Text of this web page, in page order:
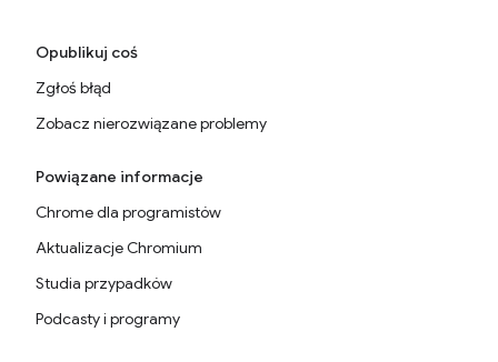
Opublikuj coś
Zgłoś błąd
Zobacz nierozwiązane problemy
Powiązane informacje
Chrome dla programistów
Aktualizacje Chromium
Studia przypadków
Podcasty i programy